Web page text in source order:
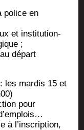
police en
et ins­ti­tu­tion­
;
départ
les mar­dis 15 et
pour
à l’inscription,